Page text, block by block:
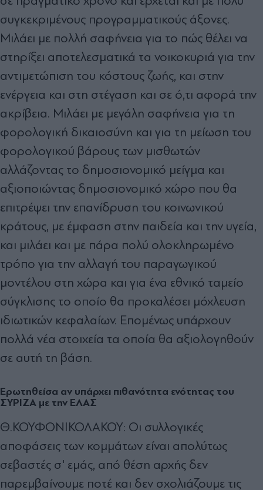
συγκεκριμένους προγραμματικούς άξονες.
Μιλάει με πολλή σαφήνεια για το πώς θέλει να
στηρίξει αποτελεσματικά τα νοικοκυριά για την
αντιμετώπιση του κόστους ζωής, και στην
ενέργεια και στη στέγαση και σε ό,τι αφορά την
ακρίβεια. Μιλάει με μεγάλη σαφήνεια για τη
φορολογική δικαιοσύνη και για τη μείωση του
φορολογικού βάρους των μισθωτών
αλλάζοντας το δημοσιονομικό μείγμα και
αξιοποιώντας δημοσιονομικό χώρο που θα
επιτρέψει την επανίδρυση του κοινωνικού
κράτους, με έμφαση στην παιδεία και την υγεία,
και μιλάει και με πάρα πολύ ολοκληρωμένο
τρόπο για την αλλαγή του παραγωγικού
μοντέλου στη χώρα και για ένα εθνικό ταμείο
σύγκλισης το οποίο θα προκαλέσει μόχλευση
ιδιωτικών κεφαλαίων. Επομένως υπάρχουν
πολλά νέα στοιχεία τα οποία θα αξιολογηθούν
σε αυτή τη βάση.
Ερωτηθείσα αν υπάρχει πιθανότητα ενότητας του
ΣΥΡΙΖΑ με την ΕΛΑΣ
Θ.ΚΟΥΦΟΝΙΚΟΛΑΚΟΥ: Οι συλλογικές
αποφάσεις των κομμάτων είναι απολύτως
σεβαστές σ' εμάς, από θέση αρχής δεν
παρεμβαίνουμε ποτέ και δεν σχολιάζουμε τις